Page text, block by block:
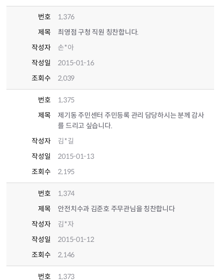
번호
1,376
제목
최영점 구청 직원 칭찬합니다.
작성자
손*아
작성일
2015-01-16
조회수
2,039
번호
1,375
제목
제기동 주민센터 주민등록 관리 담당하시는 분께 감사
를 드리고 싶습니다.
작성자
김*길
작성일
2015-01-13
조회수
2,195
번호
1,374
제목
안전치수과 김준호 주무관님을 칭찬합니다
작성자
김*자
작성일
2015-01-12
조회수
2,146
번호
1,373